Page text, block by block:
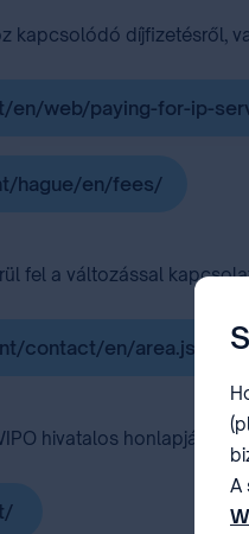
kapcsolódó díjfizetésről,
en/web/paying-for-ip-
hague/en/fees/
fel a változással
contact/en/
hivatalos honlapján
A